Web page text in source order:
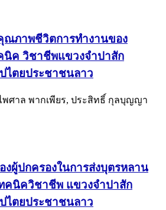
ภาพชีวิตการทำงานของ
นิค วิชาชีพแขวงจำปาสัก
ไตยประชาชนลาว
พศาล พากเพียร, ประสิทธิ์ กุลบุญญา
งผู้ปกครองในการส่งบุตรหลาน
ทคนิควิชาชีพ แขวงจำปาสัก
ไตยประชาชนลาว